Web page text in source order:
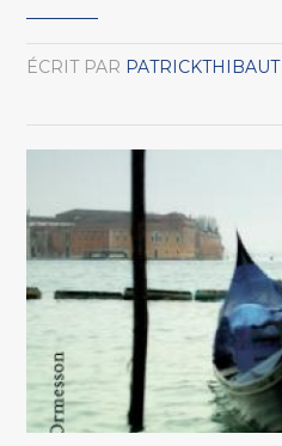
ÉCRIT PAR PATRICKTHIBAUT